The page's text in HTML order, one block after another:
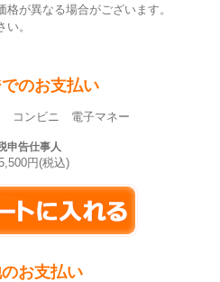
が異なる場合がございます。
。
のお支払い
コンビニ 電子マネー
申告仕事人
円(税込)
お支払い